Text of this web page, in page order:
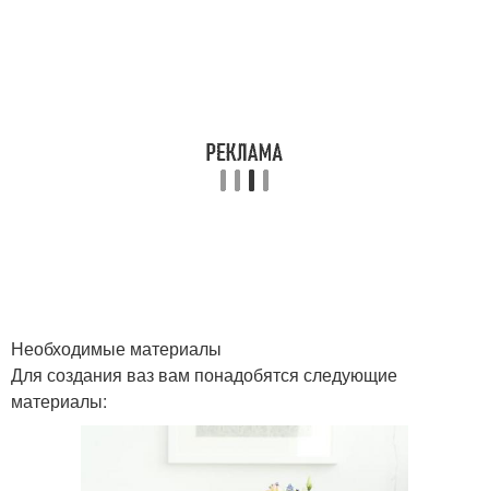
Необходимые материалы
Для создания ваз вам понадобятся следующие
материалы: